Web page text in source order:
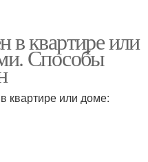
в квартире или
Способы
квартире или доме: